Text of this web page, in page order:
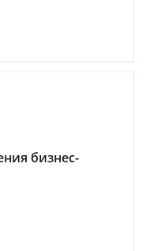
бизнес-